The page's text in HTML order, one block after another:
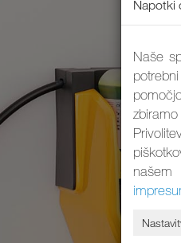
Napotki
Naše